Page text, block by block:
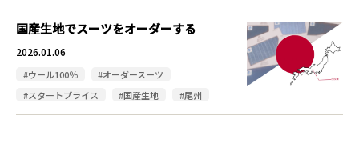
国産生地でスーツをオーダーする
2026.01.06
#ウール100％
#オーダースーツ
#スタートプライス
#国産生地 #尾州